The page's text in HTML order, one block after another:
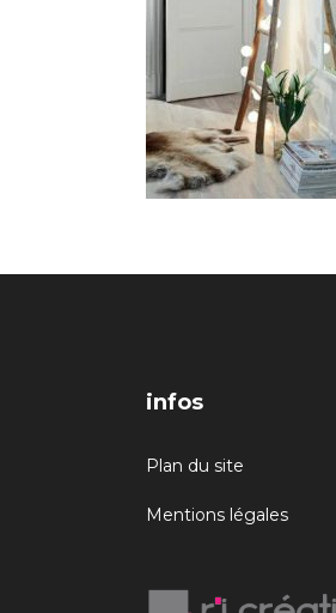
infos
Plan du site
Mentions légales